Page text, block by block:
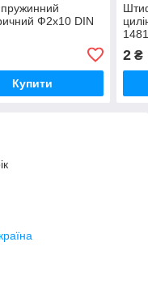
Ф2х10 DIN
Купити
2 ₴